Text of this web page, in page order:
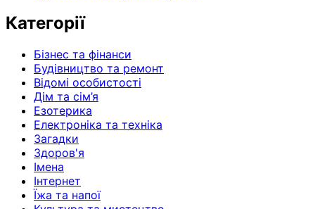
Категорії
Бізнес та фінанси
Будівництво та ремонт
Відомі особистості
Дім та сім’я
Езотерика
Електроніка та техніка
Загадки
Здоров'я
Імена
Інтернет
Їжа та напої